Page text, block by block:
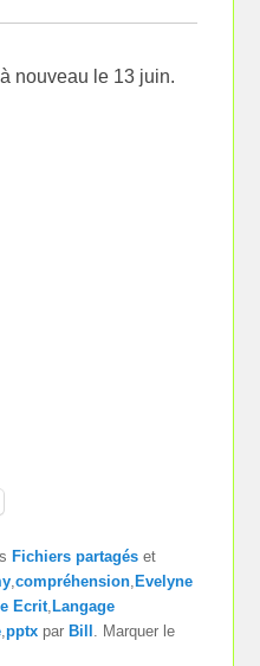
nouveau le 13 juin.
Fichiers partagés et
,compréhension ,Evelyne
Ecrit ,Langage
,pptx parBill . Marquer le